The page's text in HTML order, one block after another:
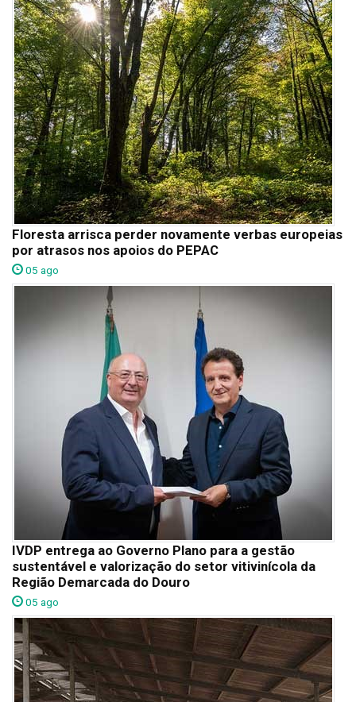
Floresta arrisca perder novamente verbas europeias
por atrasos nos apoios do PEPAC
05 ago
IVDP entrega ao Governo Plano para a gestão
sustentável e valorização do setor vitivinícola da
Região Demarcada do Douro
05 ago